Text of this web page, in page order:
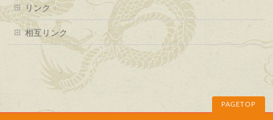
リンク
相互リンク
PAGETOP